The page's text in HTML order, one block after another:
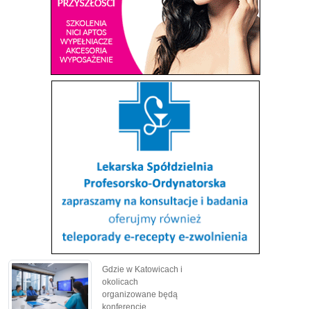
Gdzie w Katowicach i
okolicach
organizowane będą
konferencje